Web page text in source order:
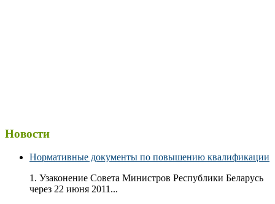
Новости
Нормативные документы по повышению квалификации
1. Узаконение Совета Министров Республики Беларусь
через 22 июня 2011...